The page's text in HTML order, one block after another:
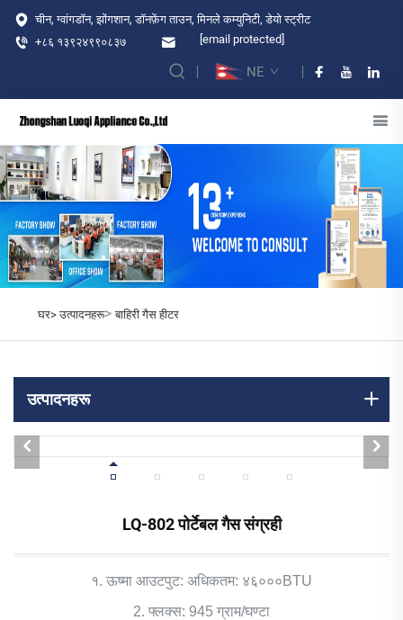
चीन, ग्वांगडॉन, झोंगशान, डॉनफ़ेंग ताउन, मिनले कम्युनिटी, डेयो स्ट्रीट
+८६ १३९२४९९०८३७
[email protected]
NE
घर>उत्पादनहरू>बाहिरी गैस हीटर
उत्पादनहरू
LQ-802 पोर्टेबल गैस संग्रही
१. ऊष्मा आउटपुट: अधिकतम: ४६०००BTU
2. फ्लक्स: 945 ग्राम/घण्टा